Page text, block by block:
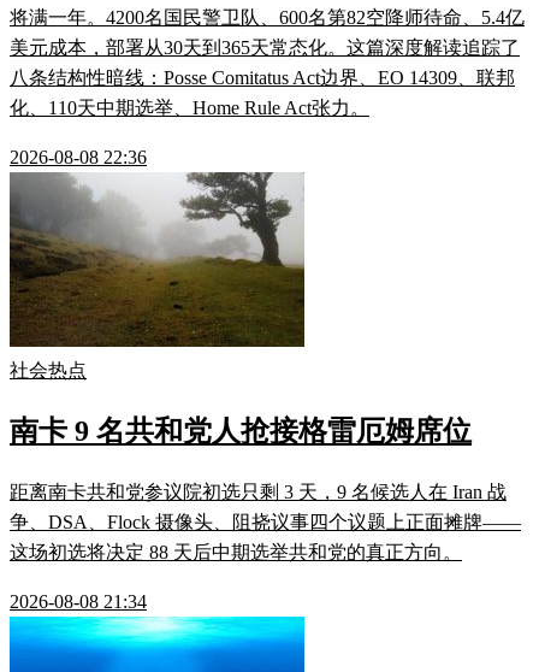
将满一年。4200名国民警卫队、600名第82空降师待命、5.4亿
美元成本，部署从30天到365天常态化。这篇深度解读追踪了
八条结构性暗线：Posse Comitatus Act边界、EO 14309、联邦
化、110天中期选举、Home Rule Act张力。
2026-08-08 22:36
社会热点
南卡 9 名共和党人抢接格雷厄姆席位
距离南卡共和党参议院初选只剩 3 天，9 名候选人在 Iran 战
争、DSA、Flock 摄像头、阻挠议事四个议题上正面摊牌——
这场初选将决定 88 天后中期选举共和党的真正方向。
2026-08-08 21:34